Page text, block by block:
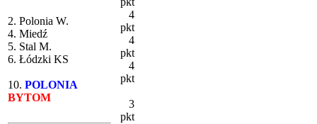
2. Polonia W.
4. Miedź
5. Stal M.
6. Łódzki KS
10. POLONIA
BYTOM
4
pkt
4
pkt
4
pkt
3
pkt